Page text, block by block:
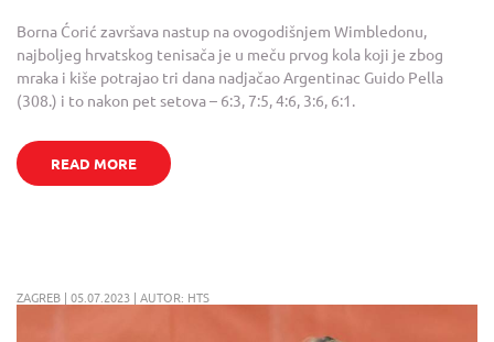
Borna Ćorić završava nastup na ovogodišnjem Wimbledonu,
najboljeg hrvatskog tenisača je u meču prvog kola koji je zbog
mraka i kiše potrajao tri dana nadjačao Argentinac Guido Pella
(308.) i to nakon pet setova – 6:3, 7:5, 4:6, 3:6, 6:1.
READ MORE
ZAGREB | 05.07.2023 | AUTOR: HTS